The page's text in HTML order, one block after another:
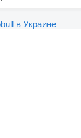
в Украине